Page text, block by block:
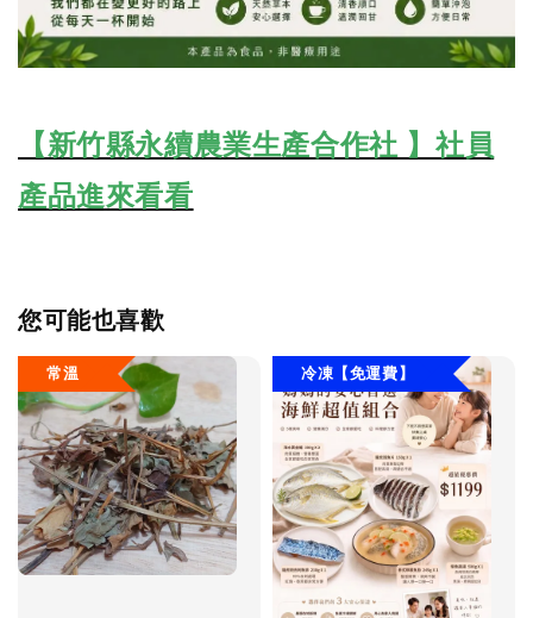
【新竹縣永續農業生產合作社 】社員
產品進來看看
您可能也喜歡
常溫 冷凍【免運費】